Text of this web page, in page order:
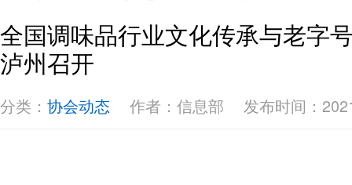
全国调味品行业文化传承与老字
泸州召开
分类： 协会动态 作者：信息部 发布时间：